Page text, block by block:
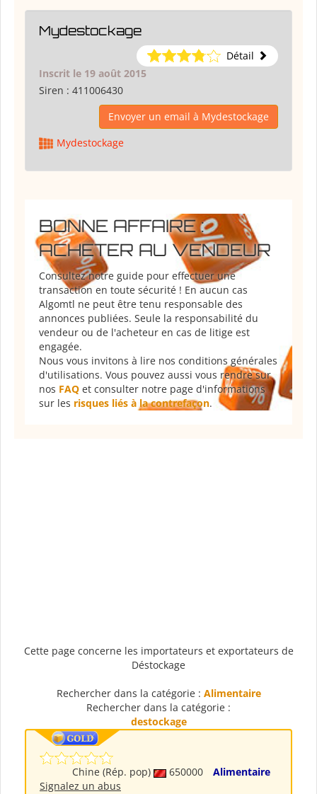
Mydestockage
Détail
Inscrit le 19 août 2015
Siren : 411006430
Envoyer un email à Mydestockage
Mydestockage
BONNE AFFAIRE :
ACHETER AU VENDEUR
Consultez notre guide pour effectuer une
transaction en toute sécurité ! En aucun cas
Algomtl ne peut être tenu responsable des
annonces publiées. Seule la responsabilité du
vendeur ou de l'acheteur en cas de litige est
engagée.
Nous vous invitons à lire nos conditions générales
d'utilisations. Vous pouvez aussi vous rendre sur
nos FAQ et consulter notre page d'informations
sur les risques liés à la contrefaçon.
Cette page concerne les importateurs et exportateurs de
Déstockage
Rechercher dans la catégorie : Alimentaire
Rechercher dans la catégorie :
destockage
Chine (Rép. pop) 650000
Alimentaire
Signalez un abus